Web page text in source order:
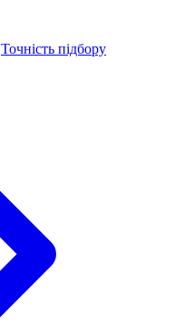
Точність підбору